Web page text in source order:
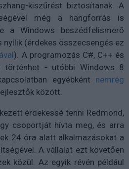
kiszűrést biztosítanak. A
még a hangforrás is
a Windows beszédfelismerő
(érdekes összecsengés ez
). A programozás C#, C++ és
történhet - utóbbi Windows 8
egyébként nemrég
között.
érdekessé tenni Redmond,
csoportját hívta meg, és arra
24 óra alatt alkalmazásokat a
A vállalat ezt követően
közül. Az egyik révén például